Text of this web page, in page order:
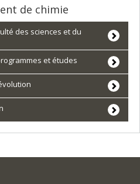
de chimie
des sciences et du
et études